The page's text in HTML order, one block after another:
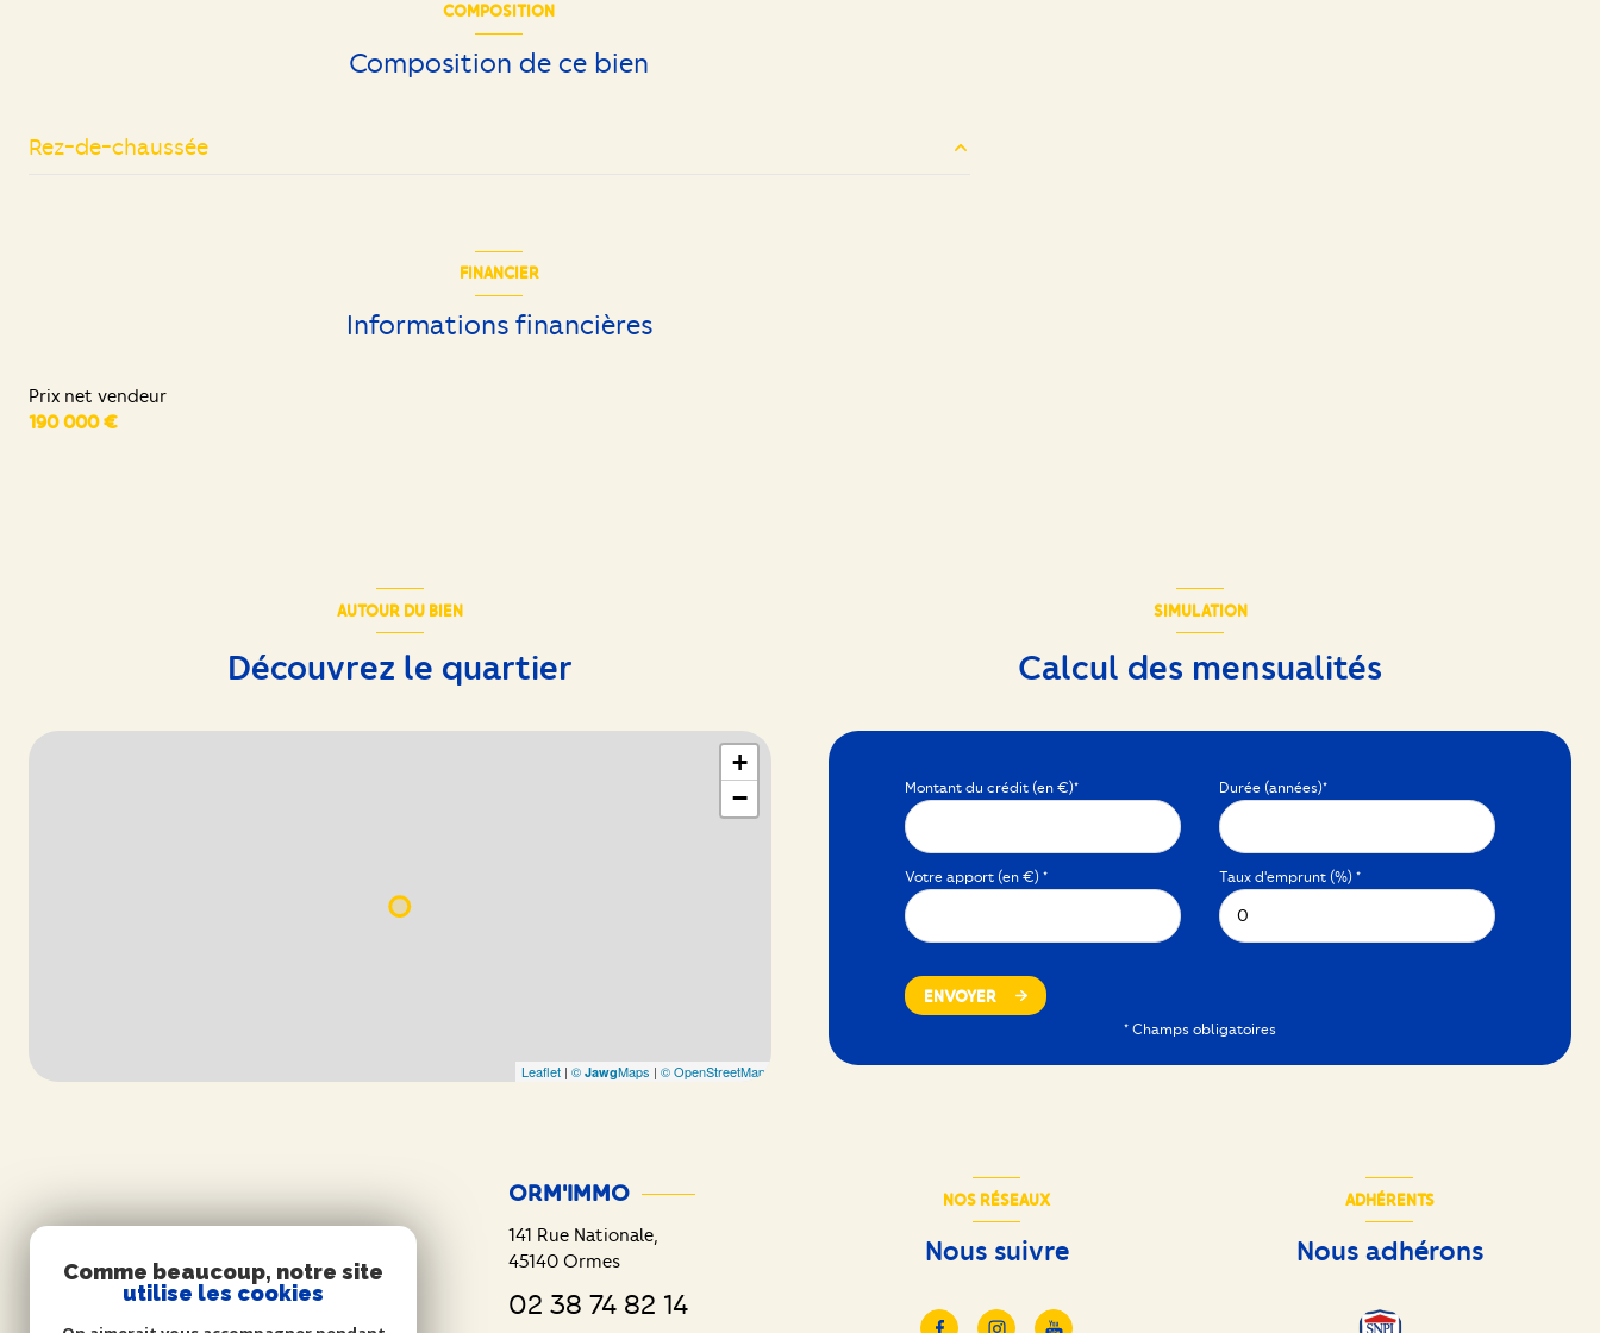
COMPOSITION
Composition de ce bien
Rez-de-chaussée
chambre
FINANCIER
Informations financières
Prix net vendeur
190 000 €
AUTOUR DU BIEN
Découvrez le quartier
+
−
Leaflet | © JawgMaps | © OpenStreetMap
SIMULATION
Calcul des mensualités
Montant du crédit (en €)* Durée (années)*
Votre apport (en €) * Taux d'emprunt (%) *
ENVOYER
* Champs obligatoires
ORM'IMMO
141 Rue Nationale,
45140 Ormes
02 38 74 82 14
NOS RÉSEAUX
Nous suivre
ADHÉRENTS
Nous adhérons
Comme beaucoup, notre site
utilise les cookies